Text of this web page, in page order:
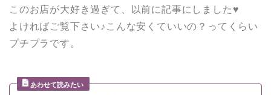
このお店が大好き過ぎて、以前に記事にしました♥
よければご覧下さい♪こんな安くていいの？ってくらい
プチプラです。